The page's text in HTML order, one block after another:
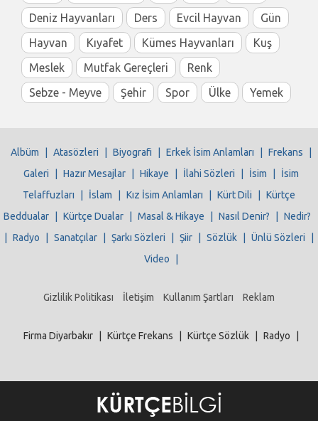
Deniz Hayvanları
Ders Evcil Hayvan
Gün
Hayvan
Kıyafet Kümes Hayvanları
Kuş
Meslek
Mutfak Gereçleri
Renk
Sebze - Meyve
Şehir Spor Ülke Yemek
Albüm Atasözleri Biyografi Erkek İsim Anlamları Frekans
Galeri
Hazır Mesajlar Hikaye İlahi Sözleri İsim
İsim
Telaffuzları
İslam Kız İsim Anlamları Kürt Dili
Kürtçe
Beddualar
Kürtçe Dualar Masal & Hikaye Nasıl Denir?
Nedir?
Radyo Sanatçılar Şarkı Sözleri Şiir Sözlük Ünlü Sözleri
Video
Gizlilik Politikası İletişim Kullanım Şartları Reklam
Firma Diyarbakır Kürtçe Frekans Kürtçe Sözlük Radyo